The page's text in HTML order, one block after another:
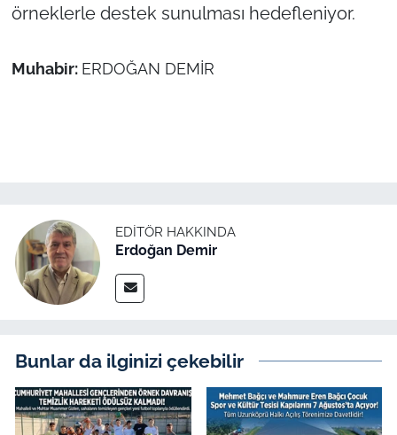
örneklerle destek sunulması hedefleniyor.
Muhabir: ERDOĞAN DEMİR
EDITÖR HAKKINDA
Erdoğan Demir
Bunlar da ilginizi çekebilir